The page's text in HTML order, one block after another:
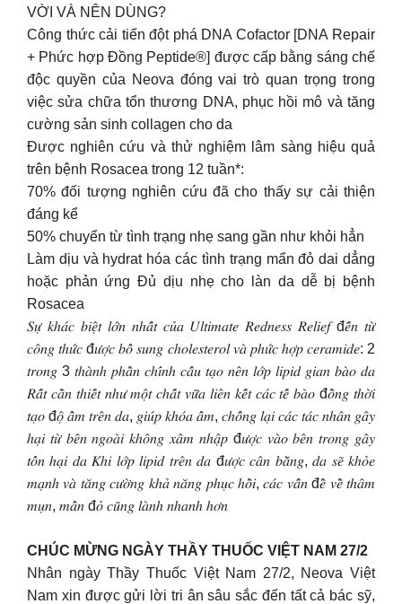
VỜI VÀ NÊN DÙNG?
Công thức cải tiến đột phá DNA Cofactor [DNA Repair
+ Phức hợp Đồng Peptide®] được cấp bằng sáng chế
độc quyền của Neova đóng vai trò quan trọng trong
việc sửa chữa tổn thương DNA, phục hồi mô và tăng
cường sản sinh collagen cho da
Được nghiên cứu và thử nghiệm lâm sàng hiệu quả
trên bệnh Rosacea trong 12 tuần*:
70% đối tượng nghiên cứu đã cho thấy sự cải thiện
đáng kể
50% chuyển từ tình trạng nhẹ sang gần như khỏi hẳn
Làm dịu và hydrat hóa các tình trạng mẩn đỏ dai dẳng
hoặc phản ứng Đủ dịu nhẹ cho làn da dễ bị bệnh
Rosacea
𝑆𝑢̛̣ 𝑘ℎ𝑎́𝑐 𝑏𝑖𝑒̣̂𝑡 𝑙𝑜̛́𝑛 𝑛ℎ𝑎̂́𝑡 𝑐𝑢̉𝑎 𝑈𝑙𝑡𝑖𝑚𝑎𝑡𝑒 𝑅𝑒𝑑𝑛𝑒𝑠𝑠 𝑅𝑒𝑙𝑖𝑒𝑓 đ𝑒̂́𝑛 𝑡𝑢̛̀
𝑐𝑜̂𝑛𝑔 𝑡ℎ𝑢̛́𝑐 đ𝑢̛𝑜̛̣𝑐 𝑏𝑜̂̉ 𝑠𝑢𝑛𝑔 𝑐ℎ𝑜𝑙𝑒𝑠𝑡𝑒𝑟𝑜𝑙 𝑣𝑎̀ 𝑝ℎ𝑢̛́𝑐 ℎ𝑜̛̣𝑝 𝑐𝑒𝑟𝑎𝑚𝑖𝑑𝑒: 2
𝑡𝑟𝑜𝑛𝑔 3 𝑡ℎ𝑎̀𝑛ℎ 𝑝ℎ𝑎̂̀𝑛 𝑐ℎ𝑖́𝑛ℎ 𝑐𝑎̂́𝑢 𝑡𝑎̣𝑜 𝑛𝑒̂𝑛 𝑙𝑜̛́𝑝 𝑙𝑖𝑝𝑖𝑑 𝑔𝑖𝑎𝑛 𝑏𝑎̀𝑜 𝑑𝑎
𝑅𝑎̂́𝑡 𝑐𝑎̂̀𝑛 𝑡ℎ𝑖𝑒̂́𝑡 𝑛ℎ𝑢̛ 𝑚𝑜̣̂𝑡 𝑐ℎ𝑎̂́𝑡 𝑣𝑢̛̃𝑎 𝑙𝑖𝑒̂𝑛 𝑘𝑒̂́𝑡 𝑐𝑎́𝑐 𝑡𝑒̂́ 𝑏𝑎̀𝑜 đ𝑜̂̀𝑛𝑔 𝑡ℎ𝑜̛̀𝑖
𝑡𝑎̣𝑜 đ𝑜̣̂ 𝑎̂̉𝑚 𝑡𝑟𝑒̂𝑛 𝑑𝑎, 𝑔𝑖𝑢́𝑝 𝑘ℎ𝑜́𝑎 𝑎̂̉𝑚, 𝑐ℎ𝑜̂́𝑛𝑔 𝑙𝑎̣𝑖 𝑐𝑎́𝑐 𝑡𝑎́𝑐 𝑛ℎ𝑎̂𝑛 𝑔𝑎̂𝑦
ℎ𝑎̣𝑖 𝑡𝑢̛̀ 𝑏𝑒̂𝑛 𝑛𝑔𝑜𝑎̀𝑖 𝑘ℎ𝑜̂𝑛𝑔 𝑥𝑎̂𝑚 𝑛ℎ𝑎̣̂𝑝 đ𝑢̛𝑜̛̣𝑐 𝑣𝑎̀𝑜 𝑏𝑒̂𝑛 𝑡𝑟𝑜𝑛𝑔 𝑔𝑎̂𝑦
𝑡𝑜̂̉𝑛 ℎ𝑎̣𝑖 𝑑𝑎 𝐾ℎ𝑖 𝑙𝑜̛́𝑝 𝑙𝑖𝑝𝑖𝑑 𝑡𝑟𝑒̂𝑛 𝑑𝑎 đ𝑢̛𝑜̛̣𝑐 𝑐𝑎̂𝑛 𝑏𝑎̆̀𝑛𝑔, 𝑑𝑎 𝑠𝑒̃ 𝑘ℎ𝑜̉𝑒
𝑚𝑎̣𝑛ℎ 𝑣𝑎̀ 𝑡𝑎̆𝑛𝑔 𝑐𝑢̛𝑜̛̀𝑛𝑔 𝑘ℎ𝑎̉ 𝑛𝑎̆𝑛𝑔 𝑝ℎ𝑢̣𝑐 ℎ𝑜̂̀𝑖, 𝑐𝑎́𝑐 𝑣𝑎̂́𝑛 đ𝑒̂̀ 𝑣𝑒̂̀ 𝑡ℎ𝑎̂𝑚
𝑚𝑢̣𝑛, 𝑚𝑎̂̉𝑛 đ𝑜̉ 𝑐𝑢̃𝑛𝑔 𝑙𝑎̀𝑛ℎ 𝑛ℎ𝑎𝑛ℎ ℎ𝑜̛𝑛
CHÚC MỪNG NGÀY THẦY THUỐC VIỆT NAM 27/2
Nhân ngày Thầy Thuốc Việt Nam 27/2, Neova Việt
Nam xin được gửi lời tri ân sâu sắc đến tất cả bác sỹ,